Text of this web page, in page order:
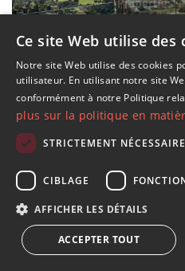
Villa La Vista,
sur la côte à El
El Rosario, à Marbella
située à environ 5 km
que Playa de Alicate et
Ce site Web utilise des
Notre site Web utilise des cookies
utilisateur. En utilisant notre site
conformément à notre Politique
plus sur la politique en
STRICTEMENT
CIBLAGE
AFFICHER LES DÉTAILS
ACCEPTER TOUT